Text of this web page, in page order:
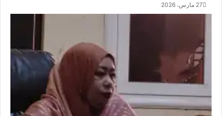
27 مارس، 2026